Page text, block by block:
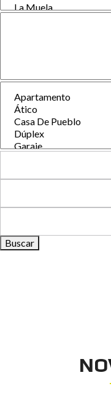
Buscar